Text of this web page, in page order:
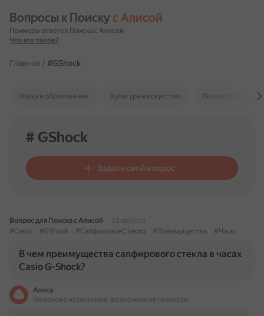
Вопросы к Поиску с Алисой
Примеры ответов Поиска с Алисой
Что это такое?
Главная / #GShock
Наука и образование Культура и искусство Психология и
# GShock
Задать свой вопрос
Вопрос для Поиска с Алисой
12 августа
#Casio
#GShock #СапфировоеСтекло #Преимущества #Часы
В чем преимущества сапфирового стекла в часах
Casio G-Shock?
Алиса
На основе источников, возможны неточности